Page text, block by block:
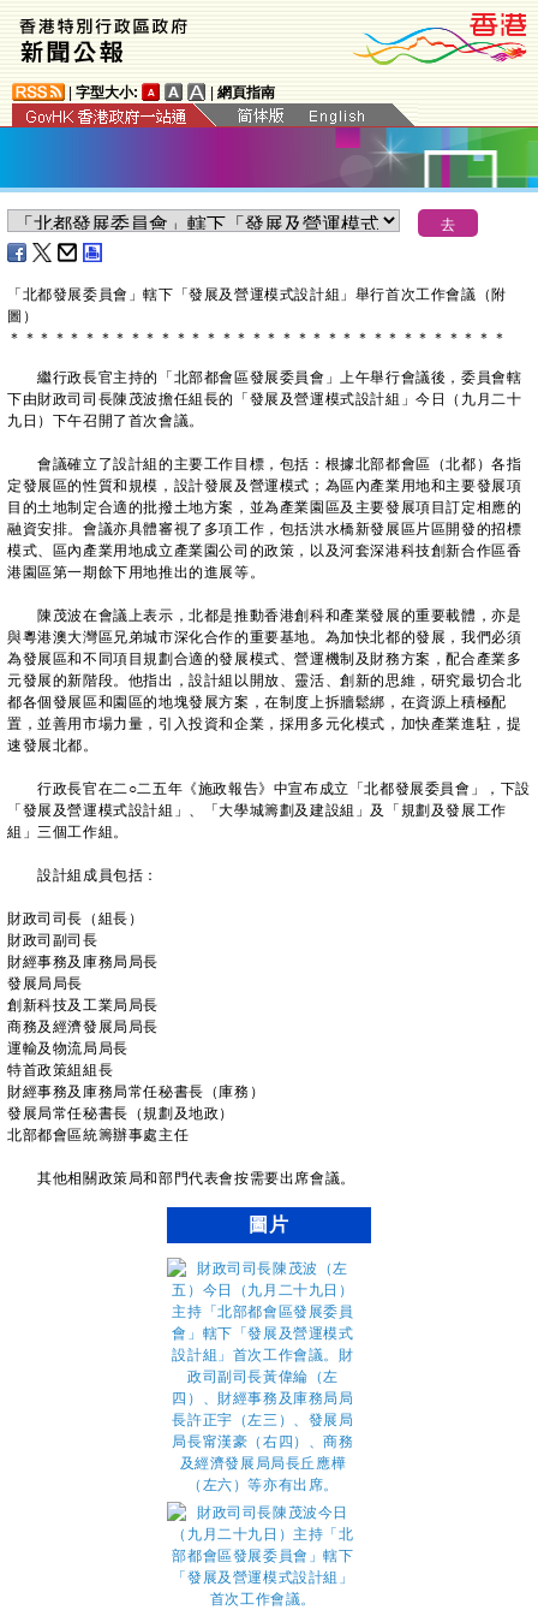
字型大小: 網頁指南
​「北都發展委員會」轄下「發展及營運模式設計組」舉行首次工作會議（附
圖）
＊ ＊ ＊ ＊ ＊ ＊ ＊ ＊ ＊ ＊ ＊ ＊ ＊ ＊ ＊ ＊ ＊ ＊ ＊ ＊ ＊ ＊ ＊ ＊ ＊ ＊ ＊ ＊ ＊ ＊ ＊ ＊ ＊
繼行政長官主持的「北部都會區發展委員會」上午舉行會議後，委員會轄
下由財政司司長陳茂波擔任組長的「發展及營運模式設計組」今日（九月二十
九日）下午召開了首次會議。
會議確立了設計組的主要工作目標，包括：根據北部都會區（北都）各指
定發展區的性質和規模，設計發展及營運模式；為區內產業用地和主要發展項
目的土地制定合適的批撥土地方案，並為產業園區及主要發展項目訂定相應的
融資安排。會議亦具體審視了多項工作，包括洪水橋新發展區片區開發的招標
模式、區內產業用地成立產業園公司的政策，以及河套深港科技創新合作區香
港園區第一期餘下用地推出的進展等。
陳茂波在會議上表示，北都是推動香港創科和產業發展的重要載體，亦是
與粵港澳大灣區兄弟城市深化合作的重要基地。為加快北都的發展，我們必須
為發展區和不同項目規劃合適的發展模式、營運機制及財務方案，配合產業多
元發展的新階段。他指出，設計組以開放、靈活、創新的思維，研究最切合北
都各個發展區和園區的地塊發展方案，在制度上拆牆鬆綁，在資源上積極配
置，並善用市場力量，引入投資和企業，採用多元化模式，加快產業進駐，提
速發展北都。
行政長官在二○二五年《施政報告》中宣布成立「北都發展委員會」，下設
「發展及營運模式設計組」、「大學城籌劃及建設組」及「規劃及發展工作
組」三個工作組。
設計組成員包括：
財政司司長（組長）
財政司副司長
財經事務及庫務局局長
發展局局長
創新科技及工業局局長
商務及經濟發展局局長
運輸及物流局局長
特首政策組組長
財經事務及庫務局常任秘書長（庫務）
發展局常任秘書長（規劃及地政）
北部都會區統籌辦事處主任
其他相關政策局和部門代表會按需要出席會議。
圖片